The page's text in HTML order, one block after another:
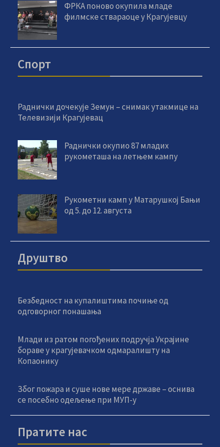
ФРКА поново окупила младе
филмске ствараоце у Крагујевцу
Спорт
Раднички дочекује Земун – снимак утакмице на
Телевизији Крагујевац
Раднички окупио 87 младих
рукометаша на летњем кампу
Рукометни камп у Матарушкој Бањи
од 5. до 12. августа
Друштво
Безбедност на купалиштима почиње од
одговорног понашања
Млади из ратом погођених подручја Украјине
бораве у крагујевачком одмаралишту на
Копаонику
Због пожара и суше нове мере државе – оснива
се посебно одељење при МУП-у
Пратите нас